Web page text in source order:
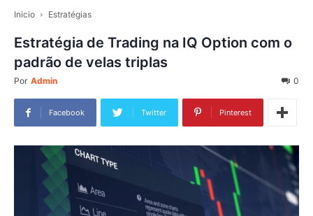
Inicio Estratégias
Estratégia de Trading na IQ Option com o
padrão de velas triplas
Por Admin 0
Facebook Twitter Pinterest